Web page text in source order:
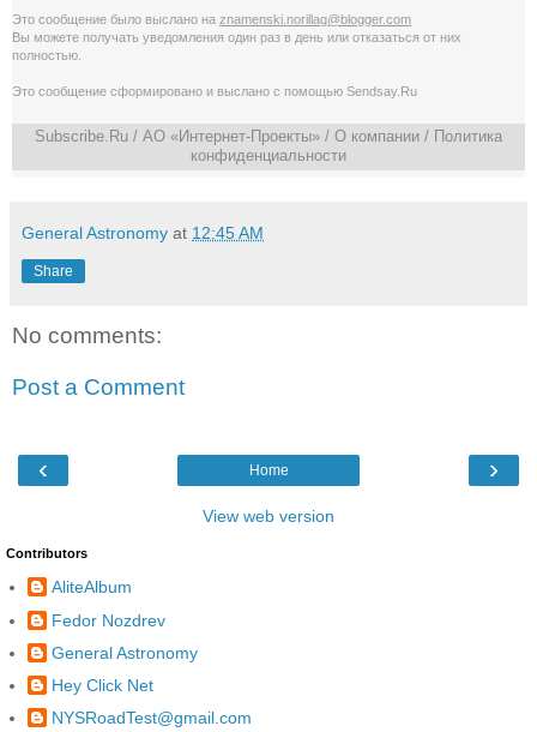
Это сообщение было выслано на znamenski.norillag@blogger.com
Вы можете получать уведомления один раз в день или отказаться от них
полностью
Это сообщение сформировано и выслано с помощью Sendsay.Ru
Subscribe.Ru / АО «Интернет-Проекты» / О компании / Политика
конфиденциальности
General Astronomy at 12:45 AM
Share
No comments:
Post a Comment
‹ ›
Home
View web version
Contributors
AliteAlbum
Fedor Nozdrev
General Astronomy
Hey Click Net
NYSRoadTest@gmail.com